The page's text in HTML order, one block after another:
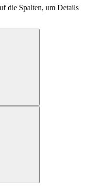
die Spalten, um Details